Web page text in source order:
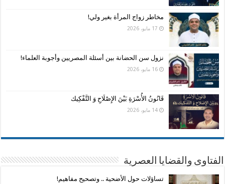
مخاطر زواج المرأة بغير ولي!
17 مايو، 2026
نزول سن الحضانة بين أسئلة المصريين وأجوبة العلماء!
16 مايو، 2026
قَانُونُ الأُسْرَةِ بَيْنَ الإِصْلَاحِ وَ التَّفْكِيك
14 مايو، 2026
الفتاوى والقضايا العصرية
تساؤلات حول الأضحية .. وتصحيح مفاهيم!